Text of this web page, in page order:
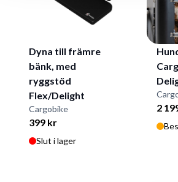
Dyna till främre
bänk, med
ryggstöd
Flex/Delight
Cargobike
399 kr
Slut i lager
2